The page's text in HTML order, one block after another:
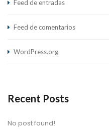
Feed de entradas
Feed de comentarios
WordPress.org
Recent Posts
No post found!